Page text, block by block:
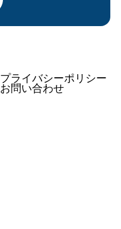
プライバシーポリシー
お問い合わせ